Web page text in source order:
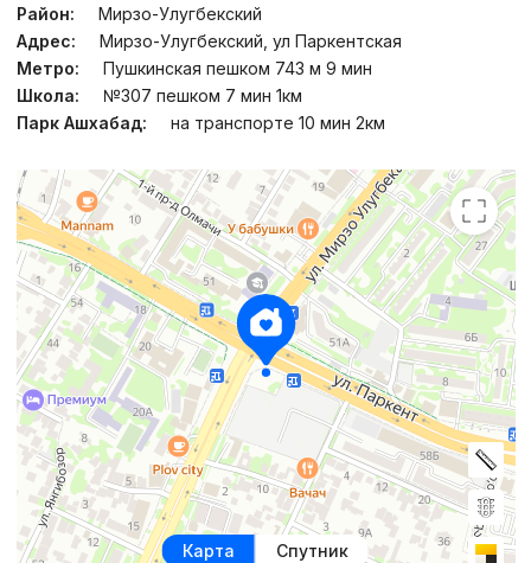
Район:
Мирзо-Улугбекский
Адрес:
Мирзо-Улугбекский, ул Паркентская
Метро:
Пушкинская пешком 743 м 9 мин
Школа:
№307 пешком 7 мин 1км
Парк Ашхабад:
на транспорте 10 мин 2км
Карта Спутник